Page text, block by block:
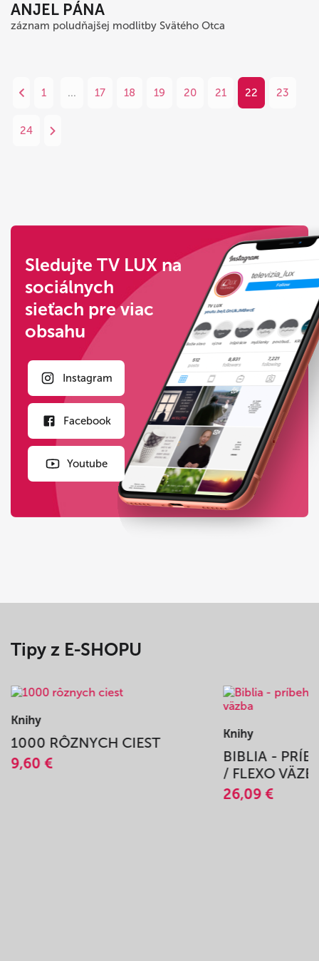
ANJEL PÁNA
záznam poludňajšej modlitby Svätého Otca
1 ... 17 18 19 20 21 22 23
24
Sledujte TV LUX na
sociálnych
sieťach pre viac
obsahu
Instagram
Facebook
Youtube
Tipy z E-SHOPU
Knihy
1000 RÔZNYCH CIEST
9,60 €
Knihy
BIBLIA -
/ FLEXO
26,09 €